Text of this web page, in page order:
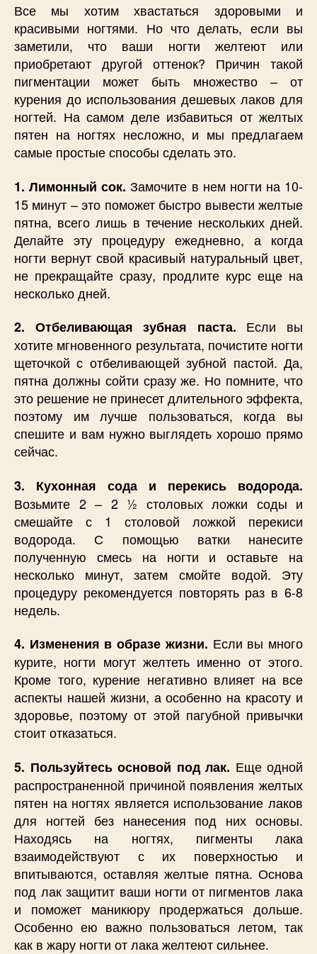
Все мы хотим хвастаться здоровыми и
красивыми ногтями. Но что делать, если вы
заметили, что ваши ногти желтеют или
приобретают другой оттенок? Причин такой
пигментации может быть множество – от
курения до использования дешевых лаков для
ногтей. На самом деле избавиться от желтых
пятен на ногтях несложно, и мы предлагаем
самые простые способы сделать это.
1. Лимонный сок.Замочите в нем ногти на 10-
15 минут – это поможет быстро вывести желтые
пятна, всего лишь в течение нескольких дней.
Делайте эту процедуру ежедневно, а когда
ногти вернут свой красивый натуральный цвет,
не прекращайте сразу, продлите курс еще на
несколько дней.
2. Отбеливающая зубная паста. Если вы
хотите мгновенного результата, почистите ногти
щеточкой с отбеливающей зубной пастой. Да,
пятна должны сойти сразу же. Но помните, что
это решение не принесет длительного эффекта,
поэтому им лучше пользоваться, когда вы
спешите и вам нужно выглядеть хорошо прямо
сейчас.
3. Кухонная сода и перекись водорода.
Возьмите 2 – 2 ½ столовых ложки соды и
смешайте с 1 столовой ложкой перекиси
водорода. С помощью ватки нанесите
полученную смесь на ногти и оставьте на
несколько минут, затем смойте водой. Эту
процедуру рекомендуется повторять раз в 6-8
недель.
4. Изменения в образе жизни. Если вы много
курите, ногти могут желтеть именно от этого.
Кроме того, курение негативно влияет на все
аспекты нашей жизни, а особенно на красоту и
здоровье, поэтому от этой пагубной привычки
стоит отказаться.
5. Пользуйтесь основой под лак. Еще одной
распространенной причиной появления желтых
пятен на ногтях является использование лаков
для ногтей без нанесения под них основы.
Находясь на ногтях, пигменты лака
взаимодействуют с их поверхностью и
впитываются, оставляя желтые пятна. Основа
под лак защитит ваши ногти от пигментов лака
и поможет маникюру продержаться дольше.
Особенно ею важно пользоваться летом, так
как в жару ногти от лака желтеют сильнее.